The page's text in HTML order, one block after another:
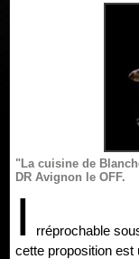
"La cuisine de
DR Avignon le OFF.
I
rréprochable
cette proposition est